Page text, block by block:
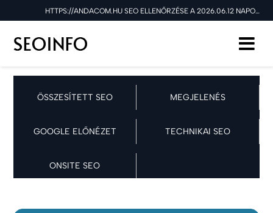
HTTPS://ANDACOM.HU SEO ELLENŐRZÉSE A 2026.06.12 NAPON
ÖSSZESÍTETT SEO MEGJELENÉS
GOOGLE ELŐNÉZET TECHNIKAI SEO
ONSITE SEO